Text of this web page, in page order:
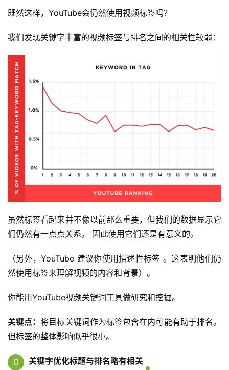
既然这样，YouTube会仍然使用视频标签吗？
我们发现关键字丰富的视频标签与排名之间的相关性较弱：
虽然标签看起来并不像以前那么重要，但我们的数据显示它
们仍然有一点点关系。 因此使用它们还是有意义的。
（另外，YouTube 建议你使用描述性标签 。这表明他们仍
然使用标签来理解视频的内容和背景）。
你能用YouTube视频关键词工具做研究和挖掘。
关键点：将目标关键词作为标签包含在内可能有助于排名。
但标签的整体影响似乎很小。
0
关键字优化标题与排名略有相关